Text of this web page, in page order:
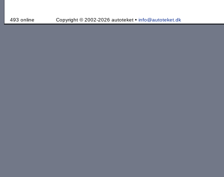
493 online Copyright © 2002-2026 autoteket • info@autoteket.dk